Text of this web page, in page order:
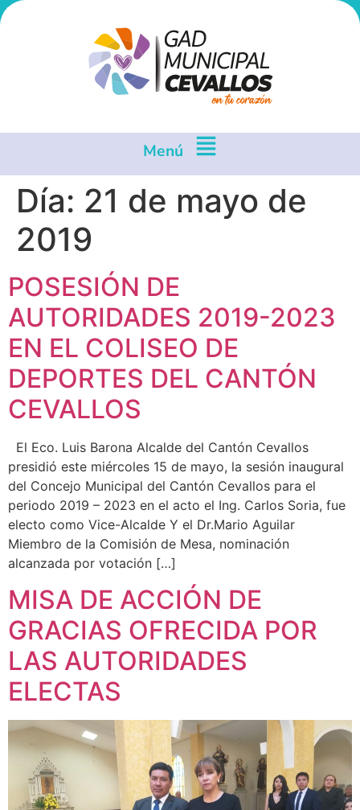
Menú
Día: 21 de mayo de
2019
POSESIÓN DE
AUTORIDADES 2019-2023
EN EL COLISEO DE
DEPORTES DEL CANTÓN
CEVALLOS
El Eco. Luis Barona Alcalde del Cantón Cevallos
presidió este miércoles 15 de mayo, la sesión inaugural
del Concejo Municipal del Cantón Cevallos para el
periodo 2019 – 2023 en el acto el Ing. Carlos Soria, fue
electo como Vice-Alcalde Y el Dr.Mario Aguilar
Miembro de la Comisión de Mesa, nominación
alcanzada por votación […]
MISA DE ACCIÓN DE
GRACIAS OFRECIDA POR
LAS AUTORIDADES
ELECTAS